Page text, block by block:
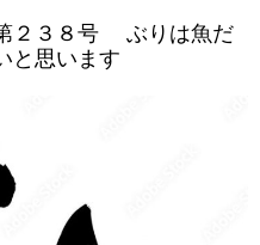
２３８号 ぶりは魚だ
と思います